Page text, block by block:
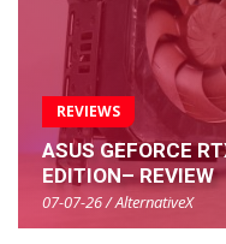
REVIEWS
ASUS GEFORCE
EDITION– REVIEW
07-07-26 / AlternativeX